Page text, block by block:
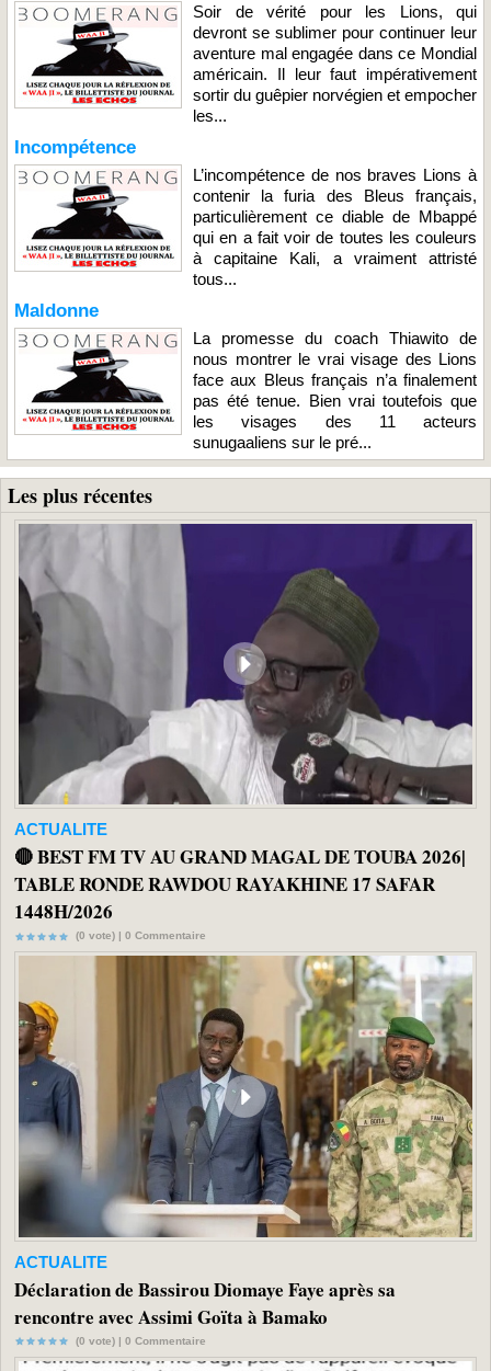
Soir de vérité pour les Lions, qui
devront se sublimer pour continuer leur
aventure mal engagée dans ce Mondial
américain. Il leur faut impérativement
sortir du guêpier norvégien et empocher
les...
Incompétence
L’incompétence de nos braves Lions à
contenir la furia des Bleus français,
particulièrement ce diable de Mbappé
qui en a fait voir de toutes les couleurs
à capitaine Kali, a vraiment attristé
tous...
Maldonne
La promesse du coach Thiawito de
nous montrer le vrai visage des Lions
face aux Bleus français n’a finalement
pas été tenue. Bien vrai toutefois que
les visages des 11 acteurs
sunugaaliens sur le pré...
Les plus récentes
ACTUALITE
🔴 BEST FM TV AU GRAND MAGAL DE TOUBA 2026|
TABLE RONDE RAWDOU RAYAKHINE 17 SAFAR
1448H/2026
(0 vote) | 0 Commentaire
ACTUALITE
Déclaration de Bassirou Diomaye Faye après sa
rencontre avec Assimi Goïta à Bamako
(0 vote) | 0 Commentaire